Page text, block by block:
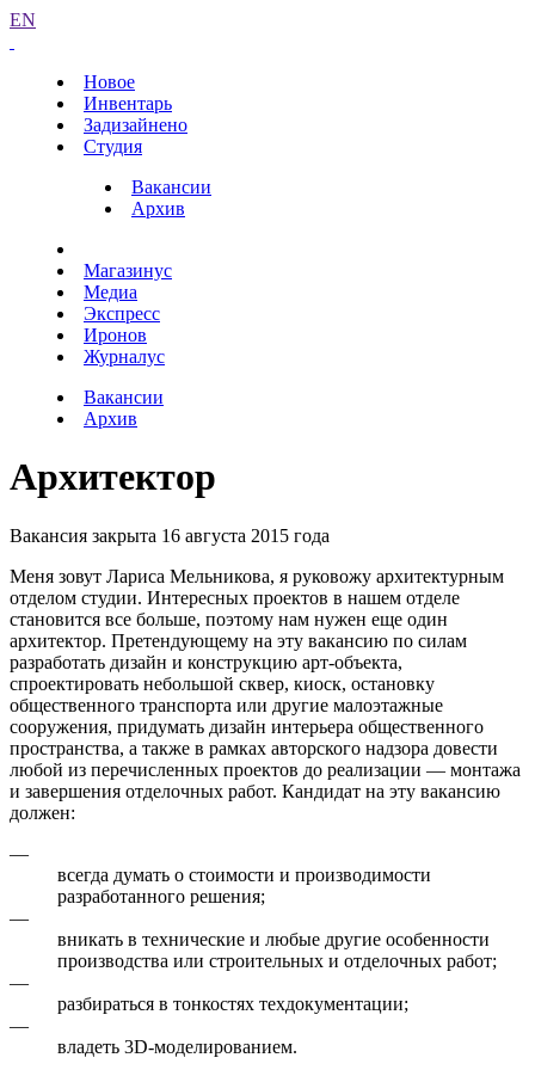
EN
Новое
Инвентарь
Задизайнено
Студия
Вакансии
Архив
Магазинус
Медиа
Экспресс
Иронов
Журналус
Вакансии
Архив
Архитектор
Вакансия закрыта 16 августа 2015 года
Меня зовут Лариса Мельникова, я руковожу архитектурным
отделом студии. Интересных проектов в нашем отделе
становится все больше, поэтому нам нужен еще один
архитектор. Претендующему на эту вакансию по силам
разработать дизайн и конструкцию арт-объекта,
спроектировать небольшой сквер, киоск, остановку
общественного транспорта или другие малоэтажные
сооружения, придумать дизайн интерьера общественного
пространства, а также в рамках авторского надзора довести
любой из перечисленных проектов до реализации — монтажа
и завершения отделочных работ. Кандидат на эту вакансию
должен:
—
всегда думать о стоимости и производимости
разработанного решения;
—
вникать в технические и любые другие особенности
производства или строительных и отделочных работ;
—
разбираться в тонкостях техдокументации;
—
владеть 3D-моделированием.